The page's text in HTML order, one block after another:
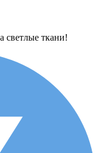
светлые ткани!